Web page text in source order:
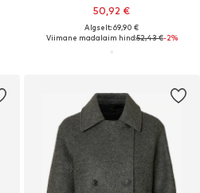
50,92 €
Algselt: 69,90 €
Viimane madalaim hind:52,43 €-2%